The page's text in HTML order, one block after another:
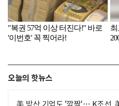
오늘의 핫뉴스